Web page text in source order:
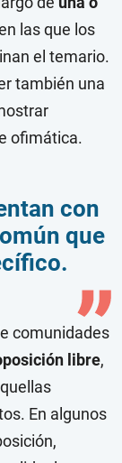
las que los
el temario.
también una
ofimática.
con
que
comunidades
libre,
En algunos